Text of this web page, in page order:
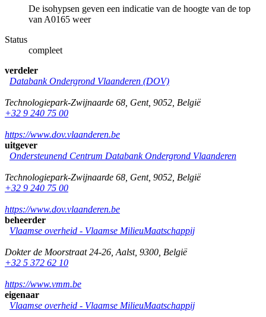
De isohypsen geven een indicatie van de hoogte van de top
van A0165 weer
Status
compleet
verdeler
Databank Ondergrond Vlaanderen (DOV)
Technologiepark-Zwijnaarde 68 Gent, 9052 België
+32 9 240 75 00
https://www.dov.vlaanderen.be
uitgever
Ondersteunend Centrum Databank Ondergrond Vlaanderen
Technologiepark-Zwijnaarde 68 Gent, 9052 België
+32 9 240 75 00
https://www.dov.vlaanderen.be
beheerder
Vlaamse overheid - Vlaamse MilieuMaatschappij
Dokter de Moorstraat 24-26 Aalst, 9300 België
+32 5 372 62 10
https://www.vmm.be
eigenaar
Vlaamse overheid - Vlaamse MilieuMaatschappij